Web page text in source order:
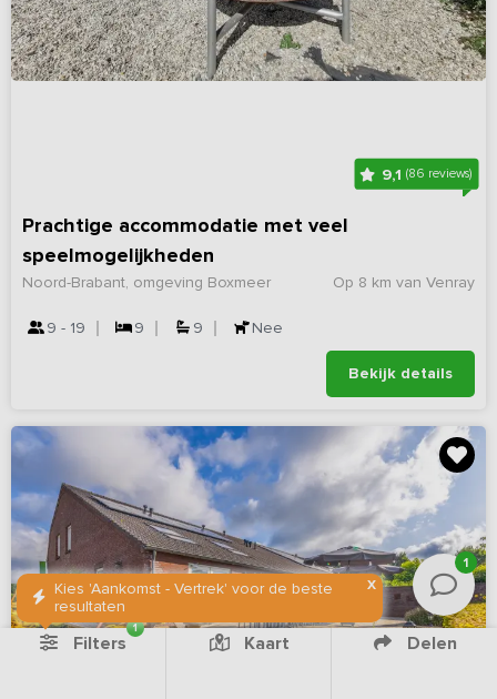
9,1(86 reviews)
Prachtige accommodatie met veel
speelmogelijkheden
Op 8 km van Venray
Noord-Brabant, omgeving Boxmeer
9 - 19 9 9 Nee
Bekijk details
X
Kies 'Aankomst - Vertrek' voor de beste
resultaten
1
Filters
1
Kaart Delen